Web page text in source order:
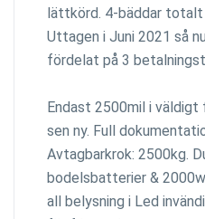
lättkörd. 4-bäddar totalt
Uttagen i Juni 2021 så
fördelat på 3
Endast 2500mil i väldigt
sen ny. Full
Avtagbarkrok: 2500kg.
bodelsbatterier &
all belysning i Led